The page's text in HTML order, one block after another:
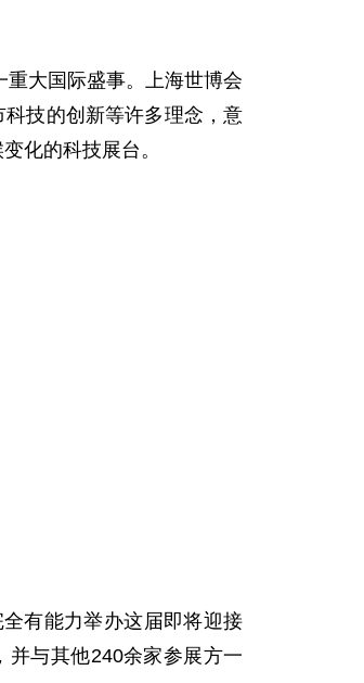
大国际盛事。上海世博会
技的创新等许多理念，意
化的科技展台。
有能力举办这届即将迎接
并与其他240余家参展方一